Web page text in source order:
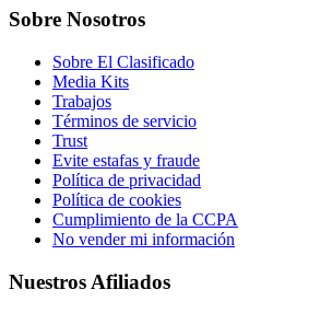
Sobre Nosotros
Sobre El Clasificado
Media Kits
Trabajos
Términos de servicio
Trust
Evite estafas y fraude
Política de privacidad
Política de cookies
Cumplimiento de la CCPA
No vender mi información
Nuestros Afiliados